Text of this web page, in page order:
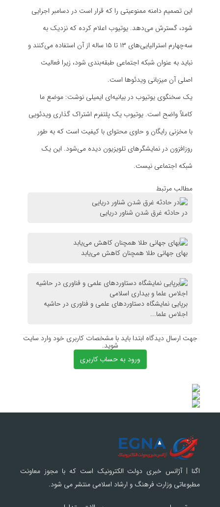
این تصمیم دامنه ممنوعیتی را که قرار است در دسامبر اجرایی
شود، گسترش می‌دهد. یوتیوب اعلام کرده که نزدیک به
سه‌چهارم استرالیایی‌های ۱۳ تا ۱۵ ساله از آن استفاده می‌کنند و
نباید به عنوان شبکه اجتماعی طبقه‌بندی شود، زیرا فعالیت
اصلی آن میزبانی ویدئوها است.
یک سخنگوی یوتیوب در بیانیه‌ای ایمیلی نوشت: موضع ما
کاملاً واضح است. یوتیوب یک پلتفرم اشتراک گذاری ویدئویی
با مخزنی رایگان و حاوی محتوای با کیفیت است که به طور
روزافزون در نمایشگرهای تلویزیون دیده می‌شود. این یک
شبکه اجتماعی نیست.
مطالب مرتبط
در حادثه غرق شدن شناور دریایی
بهای جهانی طلا همچنان کاهش می‌یابد
برپایی نمایشگاه دستاوردهای علمی و فناوری در حاشیه
اجلاس علما...
جهت ارسال دیدگاه ابتدا باید با مشخصات کاربری خود وارد سایت
شوید.
ورود به حساب کاربری
اگنا | آژانس خبری دولت الکترونیک است که با مجوز معاونت
مطبوعاتی وزارت فرهنگ و ارشاد اسلامی منتشر می شود.